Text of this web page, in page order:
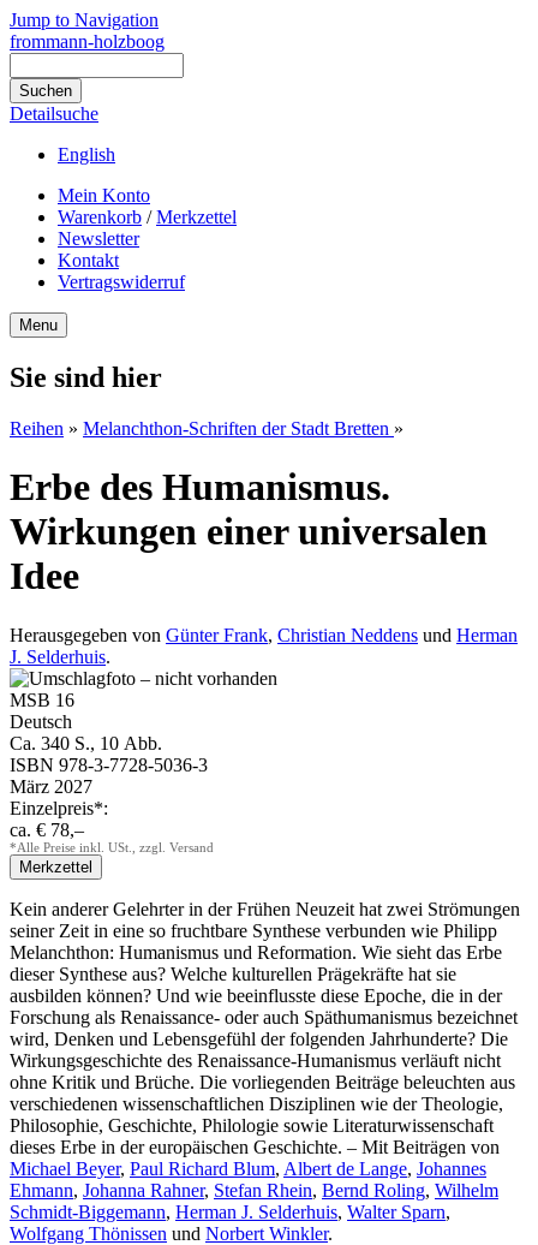
Jump to Navigation
frommann-holzboog
Detailsuche
English
Mein Konto
Warenkorb /Merkzettel
Newsletter
Kontakt
Vertragswiderruf
Menu
Sie sind hier
Reihen » Melanchthon-Schriften der Stadt Bretten »
Erbe des Humanismus.
Wirkungen einer universalen
Idee
Herausgegeben von Günter Frank, Christian Neddens und Herman
J. Selderhuis.
MSB 16
Deutsch
Ca. 340 S., 10 Abb.
ISBN 978-3-7728-5036-3
März 2027
Einzelpreis*:
ca. € 78,–
*Alle Preise inkl. USt., zzgl. Versand
Kein anderer Gelehrter in der Frühen Neuzeit hat zwei Strömungen
seiner Zeit in eine so fruchtbare Synthese verbunden wie Philipp
Melanchthon: Humanismus und Reformation. Wie sieht das Erbe
dieser Synthese aus? Welche kulturellen Prägekräfte hat sie
ausbilden können? Und wie beeinflusste diese Epoche, die in der
Forschung als Renaissance- oder auch Späthumanismus bezeichnet
wird, Denken und Lebensgefühl der folgenden Jahrhunderte? Die
Wirkungsgeschichte des Renaissance-Humanismus verläuft nicht
ohne Kritik und Brüche. Die vorliegenden Beiträge beleuchten aus
verschiedenen wissenschaftlichen Disziplinen wie der Theologie,
Philosophie, Geschichte, Philologie sowie Literaturwissenschaft
dieses Erbe in der europäischen Geschichte. – Mit Beiträgen von
Michael Beyer, Paul Richard Blum, Albert de Lange, Johannes
Ehmann, Johanna Rahner, Stefan Rhein, Bernd Roling, Wilhelm
Schmidt-Biggemann, Herman J. Selderhuis, Walter Sparn,
Wolfgang Thönissen und Norbert Winkler.